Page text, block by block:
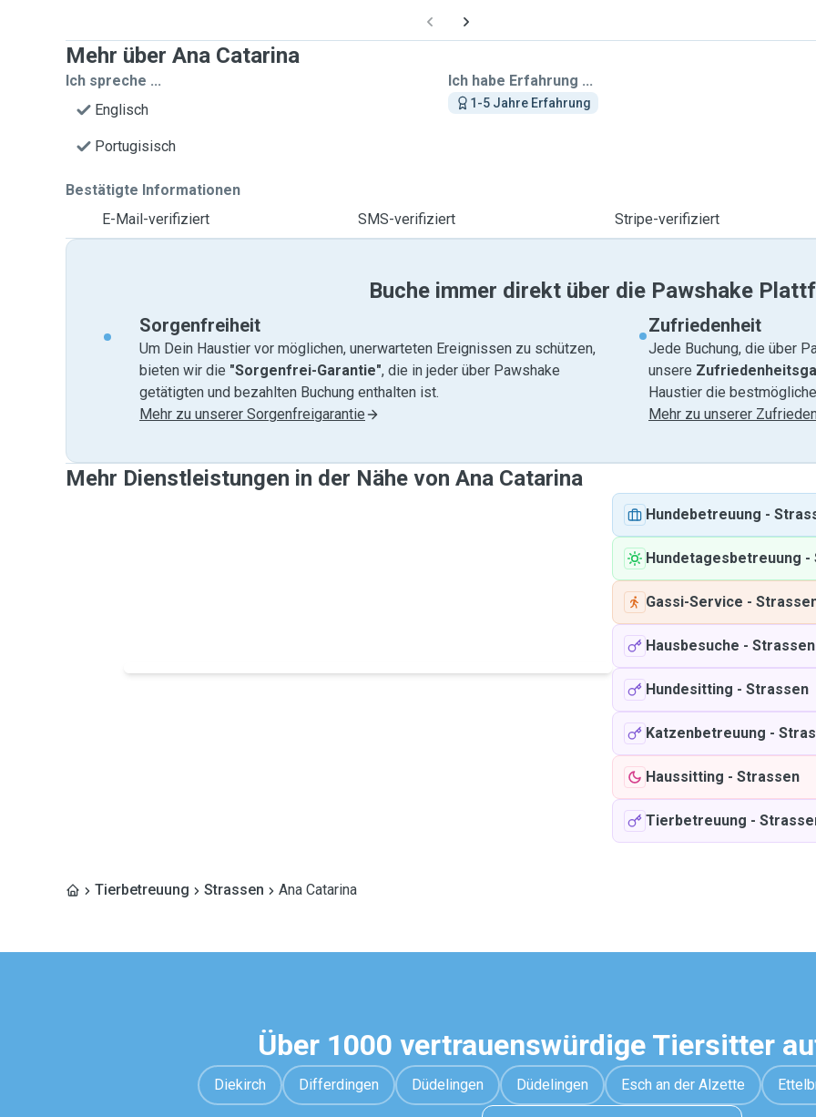
Mehr über Ana Catarina
Ich spreche ...
Englisch
Portugisisch
Ich habe Erfahrung ...
1-5 Jahre Erfahrung
Bestätigte Informationen
E-Mail-verifiziert
SMS-verifiziert Stripe-verifiziert
Buche immer direkt über die Pawshake
Sorgenfreiheit
Um Dein Haustier vor möglichen, unerwarteten Ereignissen zu schützen,
bieten wir die "Sorgenfrei-Garantie", die in jeder über Pawshake
getätigten und bezahlten Buchung enthalten ist.
Mehr zu unserer Sorgenfreigarantie
Zufriedenheit
Jede Buchung, die über
unsere
Haustier die
Mehr zu unserer
Mehr Dienstleistungen in der Nähe von Ana Catarina
Hundebetreuung -
Hundetagesbetreuung -
Gassi-Service -
Hausbesuche - Strassen
Hundesitting - Strassen
Katzenbetreuung -
Haussitting - Strassen
Tierbetreuung -
Tierbetreuung Strassen Ana Catarina
Über 1000 vertrauenswürdige Tiersitter
Diekirch Differdingen Düdelingen Düdelingen Esch an der Alzette